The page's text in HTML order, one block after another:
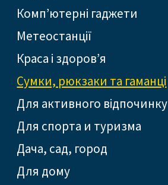
Комп’ютерні гаджети
Метеостанції
Краса і здоров’я
Сумки, рюкзаки та гаманці
Для активного відпочинку
Для спорта и туризма
Дача, сад, город
Для дому